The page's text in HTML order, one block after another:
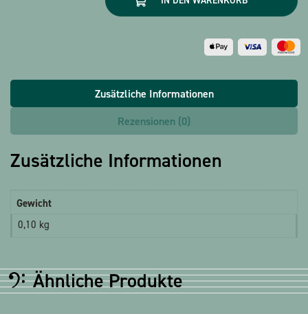
tlg
Zusätzliche Informationen
Rezensionen (0)
Zusätzliche Informationen
Gewicht
0,10 kg
Ähnliche Produkte